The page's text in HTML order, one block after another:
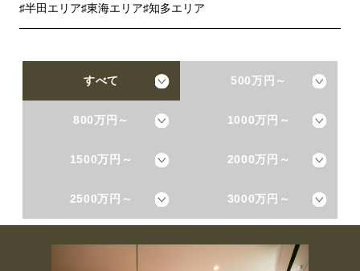
半田エリア 東海エリア 知多エリア
すべて 500万円～
800万円～ 1000万円～
1500万円～ 2000万円～
2500万円～ 3000万円～